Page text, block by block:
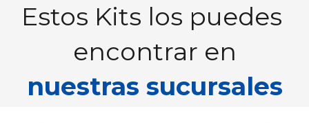
Estos Kits los puedes
encontrar en
nuestras sucursales